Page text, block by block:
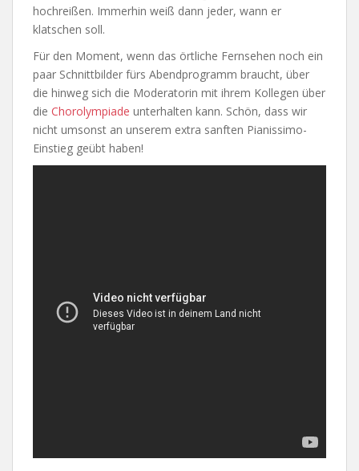
hochreißen. Immerhin weiß dann jeder, wann er
klatschen soll.
Für den Moment, wenn das örtliche Fernsehen noch ein
paar Schnittbilder fürs Abendprogramm braucht, über
die hinweg sich die Moderatorin mit ihrem Kollegen über
die Chorolympiade unterhalten kann. Schön, dass wir
nicht umsonst an unserem extra sanften Pianissimo-
Einstieg geübt haben!